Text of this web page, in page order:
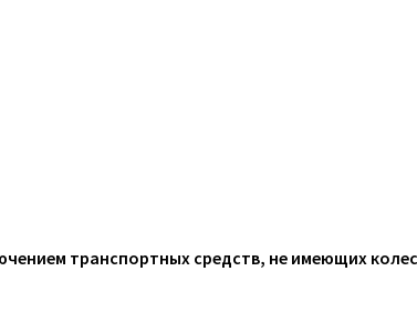
транспортных средств, не имеющих